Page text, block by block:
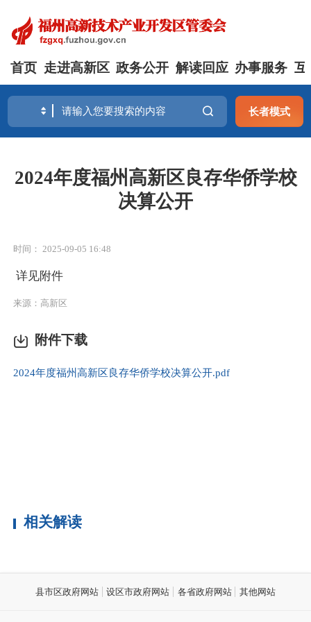
首页 走进高新区 政务公开 解读回应 办事服务 互
长者模式
2024年度福州高新区良存华侨学校
决算公开
时间： 2025-09-05 16:48
详见附件
来源：高新区
附件下载
2024年度福州高新区良存华侨学校决算公开.pdf
相关解读
县市区政府网站 设区市政府网站 各省政府网站 其他网站